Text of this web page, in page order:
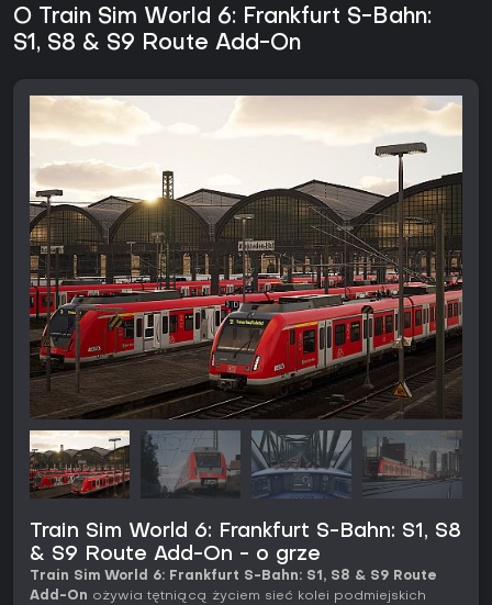
O Train Sim World 6: Frankfurt S-Bahn:
S1, S8 & S9 Route Add-On
Train Sim World 6: Frankfurt S-Bahn: S1, S8
& S9 Route Add-On - o grze
Train Sim World 6: Frankfurt S-Bahn: S1, S8 & S9 Route
Add-On ożywia tętniącą życiem sieć kolei podmiejskich